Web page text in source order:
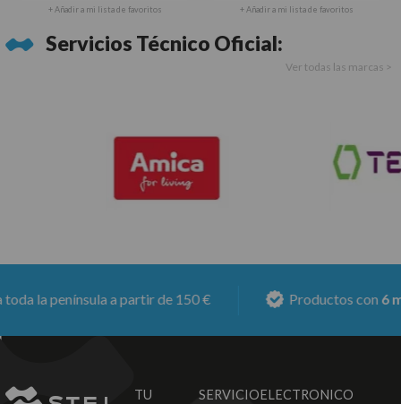
+ Añadir a mi lista de favoritos + Añadir a mi lista de favoritos
Servicios Técnico Oficial:
Ver todas las marcas >
la península a partir de 150 € Productos con6
TU SERVICIOELECTRONICO